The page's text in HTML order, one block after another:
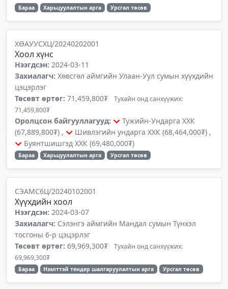
Бараа Харьцуулалтын арга Урсгал төсөв
ХӨАУУСХЦ/20240202001
Хоол хүнс
Нээгдсэн: 2024-03-11
Захиалагч: Хөвсгөл аймгийн Улаан-Уул сумын хүүхдийн
цэцэрлэг
Төсөвт өртөг: 71,459,800₮ Тухайн онд санхүүжих:
71,459,800₮
Оролцсон байгууллагууд:
Тужийн-Ундарга ХХК
(67,889,800₮) ,
Шивлэгийн ундарга ХХК (68,464,000₮) ,
Буянтшишгэд ХХК (69,480,000₮)
Бараа Харьцуулалтын арга Урсгал төсөв
СЭАМС6Ц/20240102001
Хүүхдийн хоол
Нээгдсэн: 2024-03-07
Захиалагч: Сэлэнгэ аймгийн Мандал сумын Түнхэл
тосгоны 6-р цэцэрлэг
Төсөвт өртөг: 69,969,300₮ Тухайн онд санхүүжих:
69,969,300₮
Бараа Нээлттэй тендер шалгаруулалтын арга Урсгал төсөв